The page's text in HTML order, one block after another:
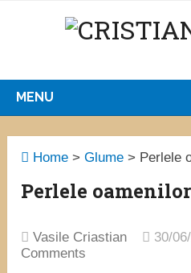
MENU
Home >Glume > Perlele
Perlele
Vasile Criastian 30/
Comments